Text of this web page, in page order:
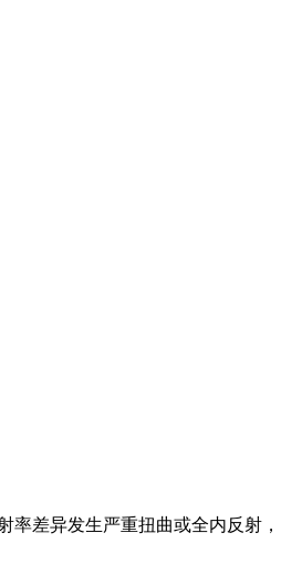
差异发生严重扭曲或全内反射，